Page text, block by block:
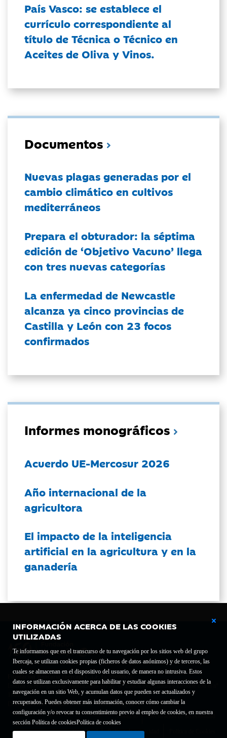
INFORMACIÓN ACERCA DE LAS COOKIES
UTILIZADAS
Te informamos que en el transcurso de tu navegación por los sitios web del grupo
Ibercaja, se utilizan cookies propias (ficheros de datos anónimos) y de terceros, las
cuales se almacenan en el dispositivo del usuario, de manera no intrusiva. Estos
datos se utilizan exclusivamente para habilitar y estudiar algunas interacciones de la
navegación en un sitio Web, y acumulan datos que pueden ser actualizados y
recuperados. Puedes obtener más información, conocer cómo cambiar la
configuración y/o revocar tu consentimiento previo al empleo de cookies, en nuestra
sección Política de cookiesPolítica de cookies
País Vasco: se establece el
currículo correspondiente al
título de Técnica o Técnico en
Aceites de Oliva y Vinos.
Documentos
Nuevas plagas generadas por el
cambio climático en cultivos
mediterráneos
Prepara el obturador: la séptima
edición de ‘Objetivo Vacuno’ llega
con tres nuevas categorías
La enfermedad de Newcastle
alcanza ya cinco provincias de
Castilla y León con 23 focos
confirmados
Informes monográficos
Acuerdo UE-Mercosur 2026
Año internacional de la
agricultora
El impacto de la inteligencia
artificial en la agricultura y en la
ganadería
Fundación Bancaria Ibercaja C.I.F. G-50000652.
Inscrita en el Registro de Fundaciones del Mº de Educación, Cultura y Deporte con el nº
1689.
Domicilio social: Joaquín Costa, 13. 50001 Zaragoza.
Contacto
Declaración de accesibilidad
Aviso legal Política de privacidad